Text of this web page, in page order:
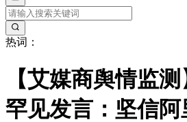
热词：
【艾媒商舆情监
罕见发言：坚信